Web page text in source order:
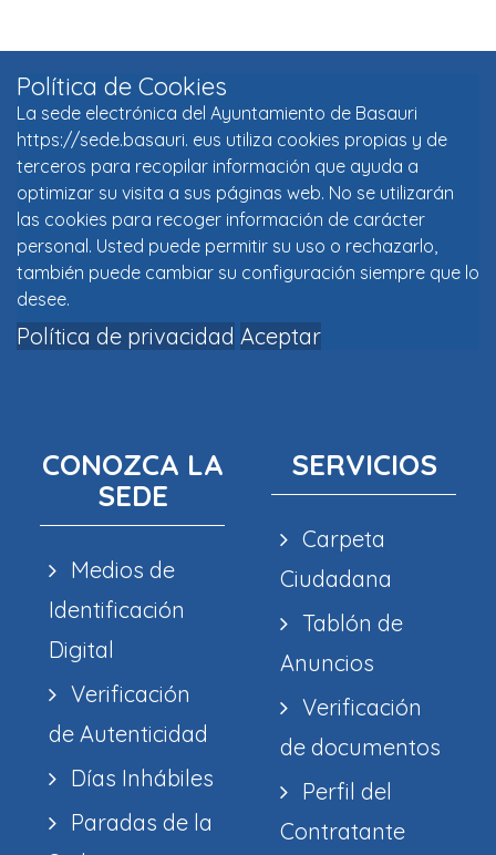
Política de Cookies
La sede electrónica del Ayuntamiento de Basauri
https://sede.basauri. eus utiliza cookies propias y de
terceros para recopilar información que ayuda a
optimizar su visita a sus páginas web. No se utilizarán
las cookies para recoger información de carácter
personal. Usted puede permitir su uso o rechazarlo,
también puede cambiar su configuración siempre que lo
desee.
Política de privacidad Aceptar
CONOZCA LA
SEDE
Medios de
Identificación
Digital
Verificación
de Autenticidad
Días Inhábiles
Paradas de la
SERVICIOS
Carpeta
Ciudadana
Tablón de
Anuncios
Verificación
de documentos
Perfil del
Contratante